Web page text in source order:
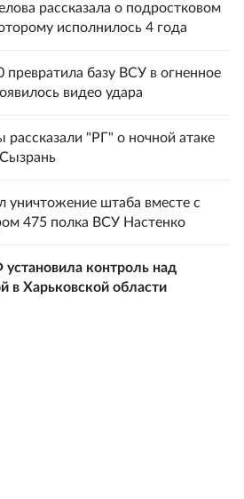
рассказала о подростковом
исполнилось 4 года
базу ВСУ в огненное
видео удара
"РГ" о ночной атаке
уничтожение штаба вместе с
475 полка ВСУ Настенко
контроль над
в Харьковской области